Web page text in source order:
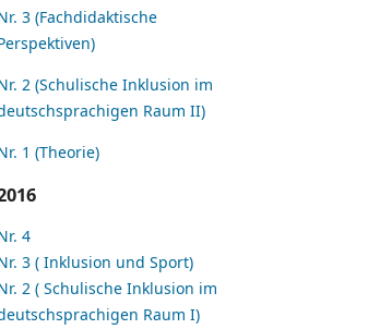
3 (Fachdidaktische
2 (Schulische Inklusion im
Raum II)
1 (Theorie)
4
3 ( Inklusion und Sport)
2 ( Schulische Inklusion im
Raum I)